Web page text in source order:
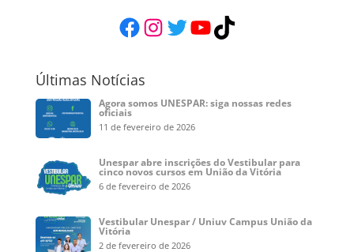
Facebook
Instagram
Twitter
YouTube
TikTok
Últimas Notícias
Agora somos UNESPAR: siga nossas redes
oficiais
11 de fevereiro de 2026
Unespar abre inscrições do Vestibular para
cinco novos cursos em União da Vitória
6 de fevereiro de 2026
Vestibular Unespar / Uniuv Campus União da
Vitória
2 de fevereiro de 2026